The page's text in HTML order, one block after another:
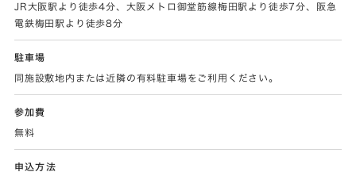
JR大阪駅より徒歩4分、大阪メトロ御堂筋線梅田駅より徒歩7分、阪急
電鉄梅田駅より徒歩8分
駐車場
同施設敷地内または近隣の有料駐車場をご利用ください。
参加費
無料
申込方法